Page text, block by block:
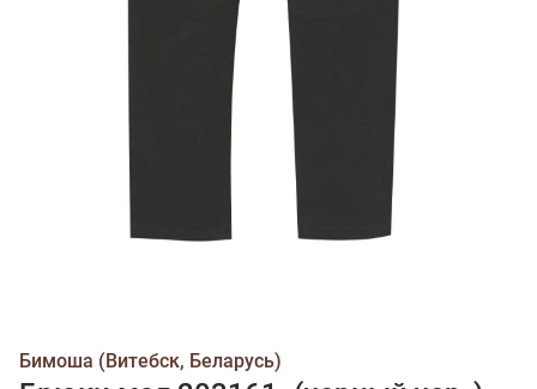
Бимоша (Витебск, Беларусь)